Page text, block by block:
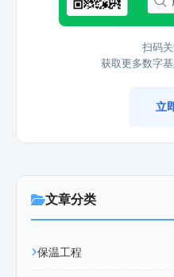
扫码
获取更多数字
立
文章分类
保温工程